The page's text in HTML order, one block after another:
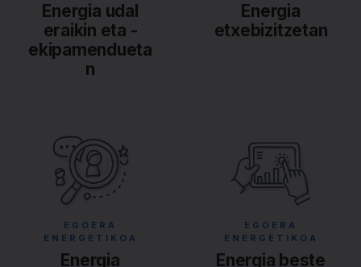
Energia udal
eraikin eta -
ekipamendueta
n
Energia
etxebizitzetan
EGOERA
ENERGETIKOA
Energia
EGOERA
ENERGETIKOA
Energia beste